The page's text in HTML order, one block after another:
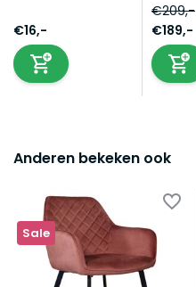
€16,-
€209,-
€189,-
Anderen bekeken ook
Sale